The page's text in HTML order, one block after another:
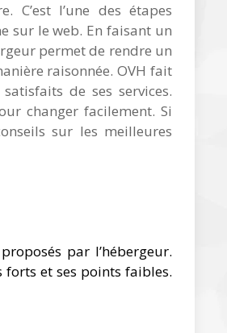
l’une des étapes
sur le web. En faisant un
permet de rendre un
raisonnée. OVH fait
de ses services.
changer facilement. Si
sur les meilleures
par l’hébergeur.
forts et ses points faibles.